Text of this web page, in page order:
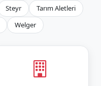
Steyr
Tarım Aletleri
Welger